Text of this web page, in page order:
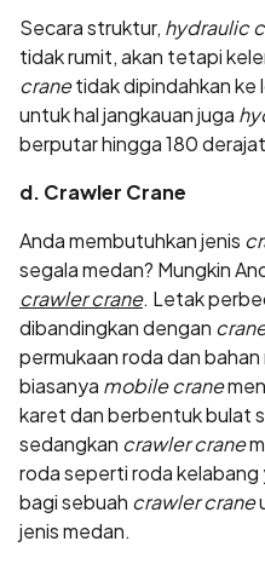
Secara struktur, hydraulic
tidak rumit, akan tetapi
cranetidak dipindahkan ke
untuk hal jangkauan juga
berputar hingga 180
d. Crawler Crane
Anda membutuhkan jenis
segala medan? Mungkin
crawler crane. Letak
dibandingkan dengan
permukaan roda dan
biasanya mobile crane
karet dan berbentuk bulat
sedangkan crawler crane
roda seperti roda
bagi sebuah crawler crane
jenis medan.